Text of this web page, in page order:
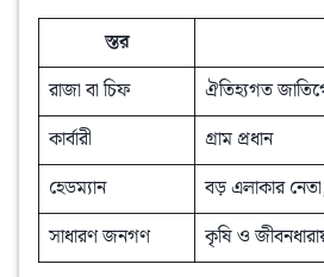
স্তর
রাজা বা চিফ
ঐতিহ্যগত
কার্বারী
গ্রাম প্রধান
হেডম্যান
বড় এলাকার
সাধারণ জনগণ
কৃষি ও